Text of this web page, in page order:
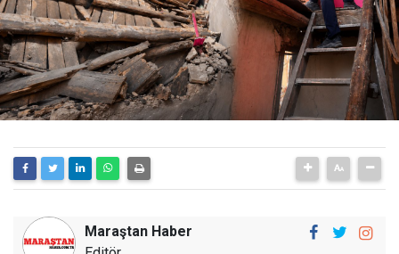
Maraştan Haber